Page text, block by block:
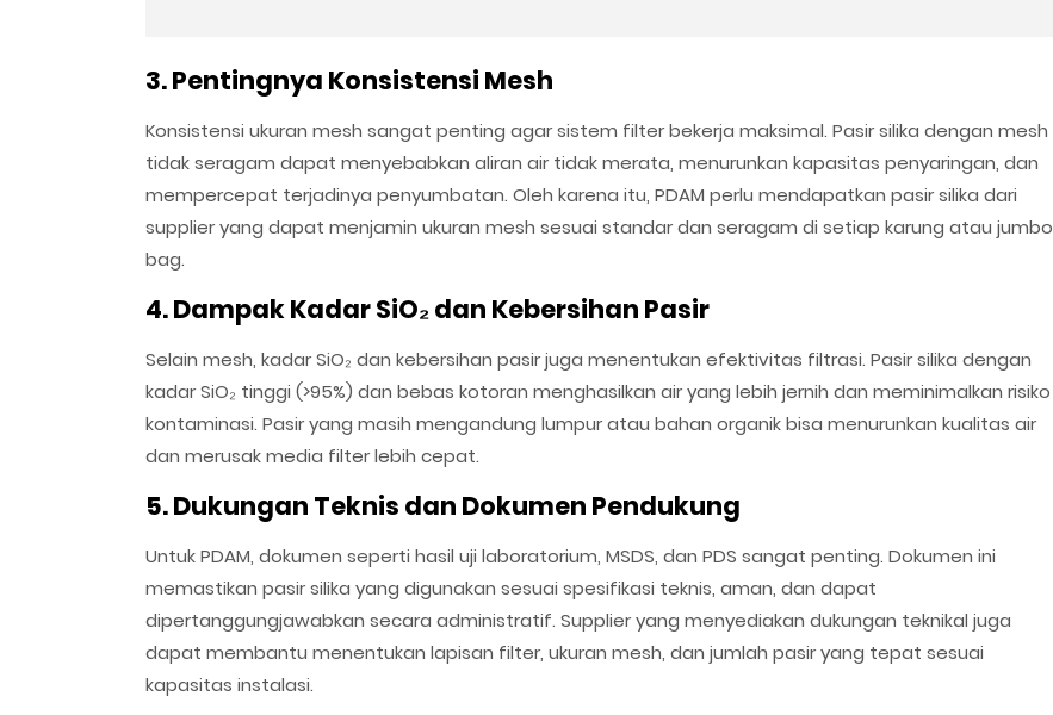
3. Pentingnya Konsistensi Mesh
Konsistensi ukuran mesh sangat penting agar sistem filter bekerja maksimal. Pasir silika dengan mesh
tidak seragam dapat menyebabkan aliran air tidak merata, menurunkan kapasitas penyaringan, dan
mempercepat terjadinya penyumbatan. Oleh karena itu, PDAM perlu mendapatkan pasir silika dari
supplier yang dapat menjamin ukuran mesh sesuai standar dan seragam di setiap karung atau jumbo
bag.
4. Dampak Kadar SiO₂ dan Kebersihan Pasir
Selain mesh, kadar SiO₂ dan kebersihan pasir juga menentukan efektivitas filtrasi. Pasir silika dengan
kadar SiO₂ tinggi (>95%) dan bebas kotoran menghasilkan air yang lebih jernih dan meminimalkan risiko
kontaminasi. Pasir yang masih mengandung lumpur atau bahan organik bisa menurunkan kualitas air
dan merusak media filter lebih cepat.
5. Dukungan Teknis dan Dokumen Pendukung
Untuk PDAM, dokumen seperti hasil uji laboratorium, MSDS, dan PDS sangat penting. Dokumen ini
memastikan pasir silika yang digunakan sesuai spesifikasi teknis, aman, dan dapat
dipertanggungjawabkan secara administratif. Supplier yang menyediakan dukungan teknikal juga
dapat membantu menentukan lapisan filter, ukuran mesh, dan jumlah pasir yang tepat sesuai
kapasitas instalasi.